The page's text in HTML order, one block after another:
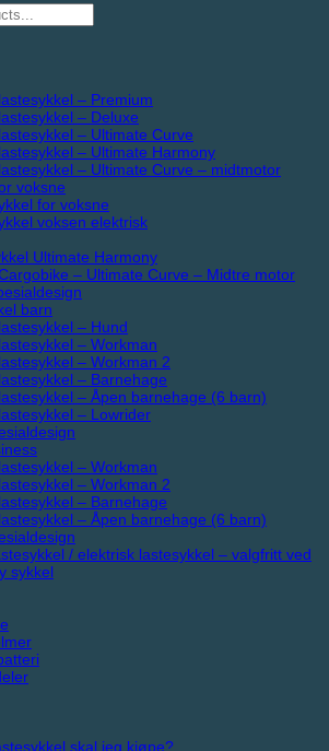
– Premium
– Deluxe
– Ultimate Curve
– Ultimate Harmony
– Ultimate Curve – midtmotor
voksne
for voksne
voksen elektrisk
Ultimate Harmony
– Ultimate Curve – Midtre motor
barn
– Hund
– Workman
– Workman 2
– Barnehage
– Åpen barnehage (6 barn)
– Lowrider
– Workman
– Workman 2
– Barnehage
– Åpen barnehage (6 barn)
/ elektrisk lastesykkel – valgfritt ved
sykkel
skal jeg kjøpe?